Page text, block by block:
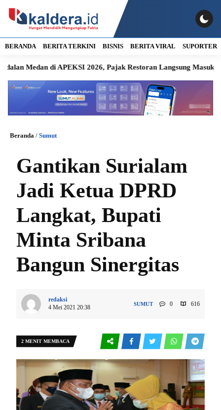
BERANDA BERITA TERKINI BISNIS BERITA VIRAL SUPORTER
di APEKSI 2026, Pajak Restoran Langsung Masuk Kas
Beranda / Sumut
Gantikan Surialam
Jadi Ketua DPRD
Langkat, Bupati
Minta Sribana
Bangun Sinergitas
redaksi
4 Mei 2021 20:38
SUMUT 0 616
2 MENIT MEMBACA